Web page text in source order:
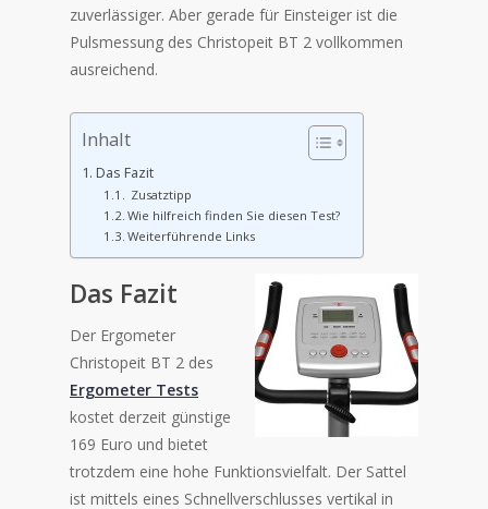
zuverlässiger. Aber gerade für Einsteiger ist die
Pulsmessung des Christopeit BT 2 vollkommen
ausreichend.
Inhalt
Das Fazit
Zusatztipp
Wie hilfreich finden Sie diesen Test?
Weiterführende Links
Das Fazit
Der Ergometer
Christopeit BT 2 des
Ergometer Tests
kostet derzeit günstige
169 Euro und bietet
trotzdem eine hohe Funktionsvielfalt. Der Sattel
ist mittels eines Schnellverschlusses vertikal in